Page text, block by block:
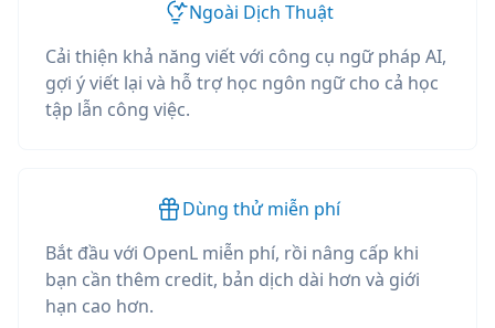
Ngoài Dịch Thuật
Cải thiện khả năng viết với công cụ ngữ pháp AI,
gợi ý viết lại và hỗ trợ học ngôn ngữ cho cả học
tập lẫn công việc.
Dùng thử miễn phí
Bắt đầu với OpenL miễn phí, rồi nâng cấp khi
bạn cần thêm credit, bản dịch dài hơn và giới
hạn cao hơn.